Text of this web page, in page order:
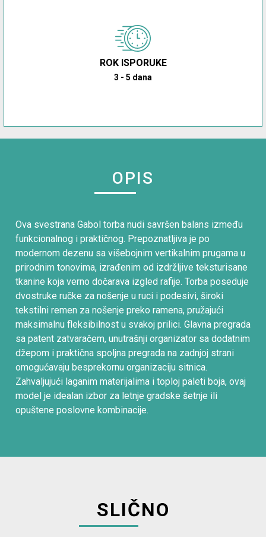
ROK ISPORUKE
3 - 5 dana
OPIS
Ova svestrana Gabol torba nudi savršen balans između
funkcionalnog i praktičnog. Prepoznatljiva je po
modernom dezenu sa višebojnim vertikalnim prugama u
prirodnim tonovima, izrađenim od izdržljive teksturisane
tkanine koja verno dočarava izgled rafije. Torba poseduje
dvostruke ručke za nošenje u ruci i podesivi, široki
tekstilni remen za nošenje preko ramena, pružajući
maksimalnu fleksibilnost u svakoj prilici. Glavna pregrada
sa patent zatvaračem, unutrašnji organizator sa dodatnim
džepom i praktična spoljna pregrada na zadnjoj strani
omogućavaju besprekornu organizaciju sitnica.
Zahvaljujući laganim materijalima i toploj paleti boja, ovaj
model je idealan izbor za letnje gradske šetnje ili
opuštene poslovne kombinacije.
SLIČNO